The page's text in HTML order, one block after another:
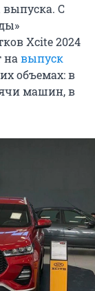
С
Xcite 2024
на выпуск
объемах: в
машин, в